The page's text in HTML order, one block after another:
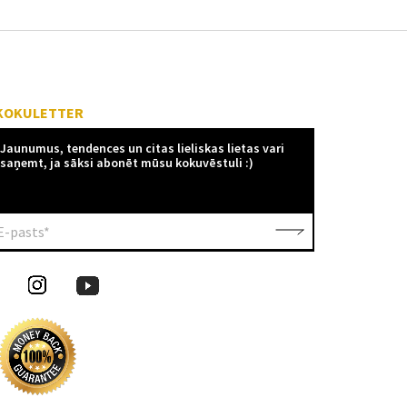
Jaunumus, tendences un citas lieliskas lietas vari
saņemt, ja sāksi abonēt mūsu kokuvēstuli :)
pasts*